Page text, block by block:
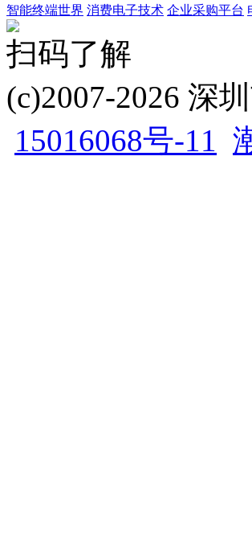
智能终端世界 消费电子技术 企业采购平台
扫码了解
(c)2007-2026 深
15016068号-11